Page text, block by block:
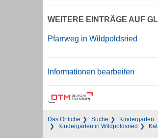
WEITERE EINTRÄGE AUF
Pfarrweg in Wildpoldsried
Informationen bearbeiten
Das Örtliche Suche
Kindergärten
Kindergärten in Wildpoldsried